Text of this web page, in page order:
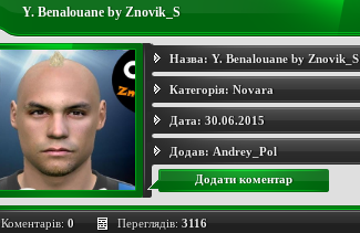
Y. Benalouane by Znovik_S
Назва: Y. Benalouane by Znovik_S
Категорія: Novara
Дата: 30.06.2015
Додав: Andrey_Pol
Додати коментар
Коментарів: 0 Переглядів: 3116